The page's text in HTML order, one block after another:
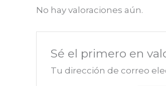
No hay valoraciones aún.
Sé el primero en
Tu dirección de correo